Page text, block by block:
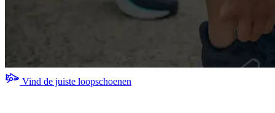
Vind de juiste loopschoenen